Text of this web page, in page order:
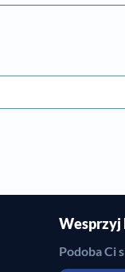
Wesprzyj
Podoba Ci